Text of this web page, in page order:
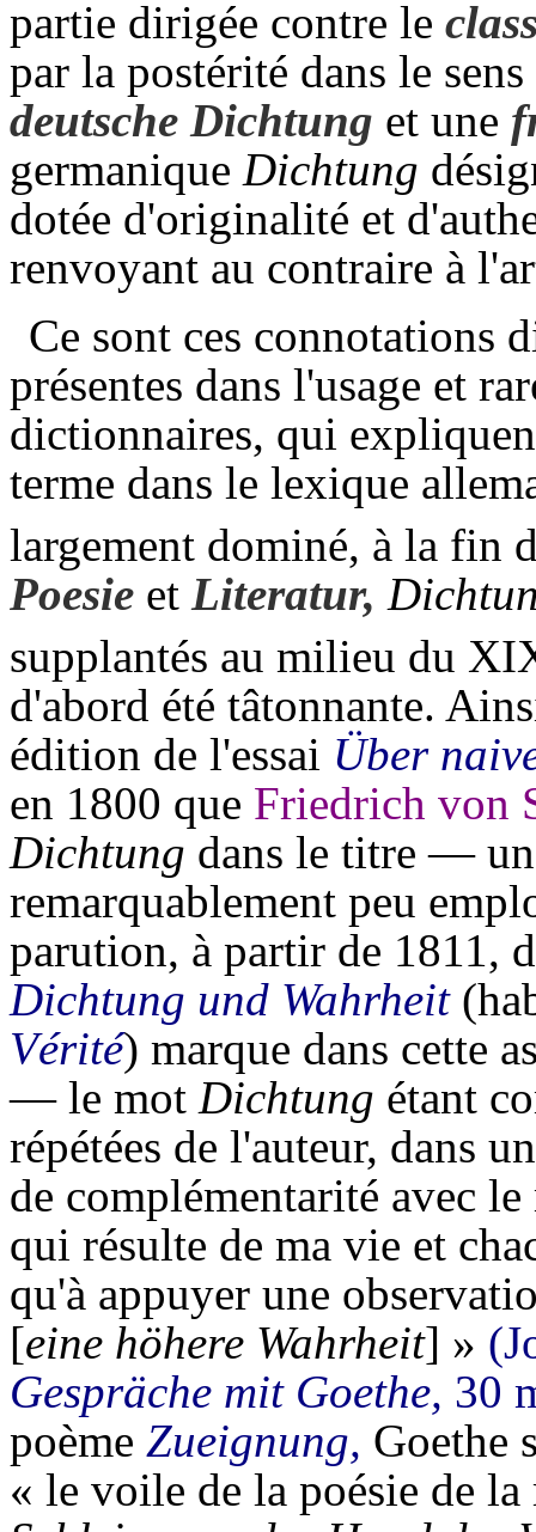
partie dirigée contre le
par la postérité dans le
deutsche Dichtung et une
germanique Dichtung
dotée d'originalité et
renvoyant au contraire à
Ce sont ces connotations
présentes dans l'usage et
dictionnaires, qui
terme dans le lexique
largement dominé, à la fin
Poesie et Literatur,
supplantés au milieu du
d'abord été tâtonnante.
édition de l'essai Über
en 1800 que Friedrich von
Dichtung dans le titre — un
remarquablement peu
parution, à partir de 1811,
Dichtung und Wahrheit
Vérité) marque dans cette
— le mot Dichtung étant
répétées de l'auteur, dans
de complémentarité avec
qui résulte de ma vie et
qu'à appuyer une
[eine höhere Wahrheit] »
Gespräche mit Goethe, 30
poème Zueignung, Goethe
« le voile de la poésie de